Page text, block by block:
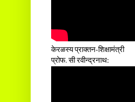
दातुं निष्कृतिमुन्नतोऽपि
तनयस्तस्यैः जनन्यै
नमः॥–
केरळस्य प्राक्तन-शिक्षामंत्री
प्रोफ. सी रवीन्द्रनाथ: